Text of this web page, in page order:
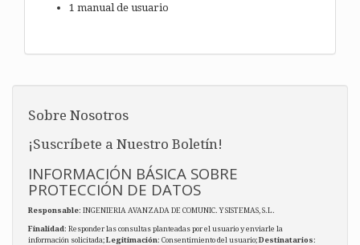
1 manual de usuario
Sobre Nosotros
¡Suscríbete a Nuestro Boletín!
INFORMACIÓN BÁSICA SOBRE
PROTECCIÓN DE DATOS
Responsable: INGENIERIA AVANZADA DE COMUNIC. Y SISTEMAS, S.L.
Finalidad: Responder las consultas planteadas por el usuario y enviarle la
información solicitada;Legitimación: Consentimiento del usuario;Destinatarios: